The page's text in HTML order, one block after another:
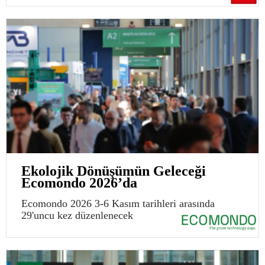
Ekolojik Dönüşümün Geleceği
Ecomondo 2026’da
Ecomondo 2026 3-6 Kasım tarihleri arasında
29'uncu kez düzenlenecek